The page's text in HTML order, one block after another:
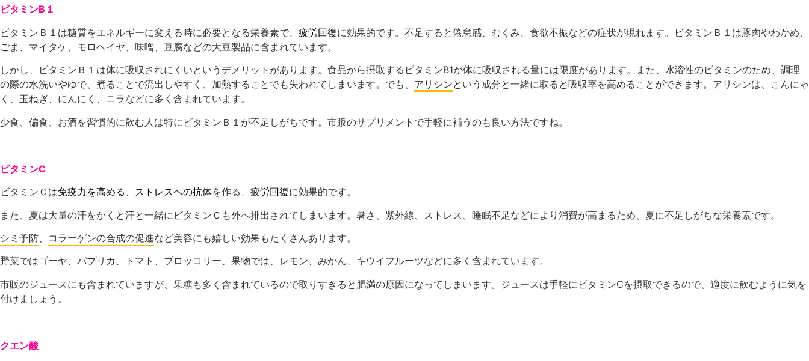
ビタミンB１
ビタミンＢ１は糖質をエネルギーに変える時に必要となる栄養素で、 疲労回復に効果的です。不足すると倦怠感、むくみ、食欲不振などの症状が現れます。ビタミンＢ１は豚肉やわかめ、
ごま、マイタケ、モロヘイヤ、味噌、豆腐などの大豆製品に含まれています。
しかし、ビタミンＢ１は体に吸収されにくいというデメリットがあります。食品から摂取するビタミンB1が体に吸収される量には限度があります。また、水溶性のビタミンのため、調理
の際の水洗いやゆで、煮ることで流出しやすく、加熱することでも失われてしまいます。でも、 アリシンという成分と一緒に取ると吸収率を高めることができます。アリシンは、こんにゃ
く、玉ねぎ、にんにく、ニラなどに多く含まれています。
少食、偏食、お酒を習慣的に飲む人は特にビタミンＢ１が不足しがちです。市販のサプリメントで手軽に補うのも良い方法ですね。
ビタミンC
ビタミンＣは免疫力を高める 、 ストレスへの抗体を作る、 疲労回復に効果的です。
また、夏は大量の汗をかくと汗と一緒にビタミンＣも外へ排出されてしまいます。暑さ、紫外線、ストレス、睡眠不足などにより消費が高まるため、夏に不足しがちな栄養素です。
シミ予防、 コラーゲンの合成の促進など美容にも嬉しい効果もたくさんあります。
野菜ではゴーヤ、パプリカ、トマト、ブロッコリー、果物では、レモン、みかん、キウイフルーツなどに多く含まれています。
市販のジュースにも含まれていますが、果糖も多く含まれているので取りすぎると肥満の原因になってしまいます。ジュースは手軽にビタミンCを摂取できるので、適度に飲むように気を
付けましょう。
クエン酸